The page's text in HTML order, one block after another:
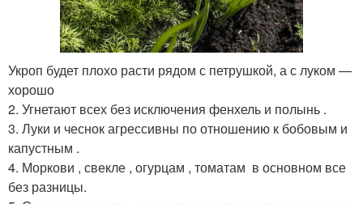
Укроп будет плохо расти рядом с петрушкой, а с луком —
хорошо
2. Угнетают всех без исключения фенхель и полынь .
3. Луки и чеснок агрессивны по отношению к бобовым и
капустным .
4. Моркови , свекле , огурцам , томатам в основном все
без разницы.